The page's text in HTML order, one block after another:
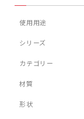
使用用途
シリーズ
カテゴリー
材質
形状